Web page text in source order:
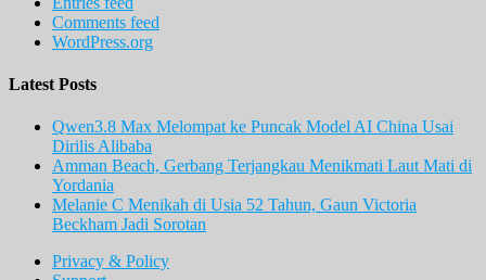
Comments feed
WordPress.org
Latest Posts
Qwen3.8 Max Melompat ke Puncak Model AI China Usai
Dirilis Alibaba
Amman Beach, Gerbang Terjangkau Menikmati Laut Mati di
Yordania
Melanie C Menikah di Usia 52 Tahun, Gaun Victoria
Beckham Jadi Sorotan
Privacy & Policy